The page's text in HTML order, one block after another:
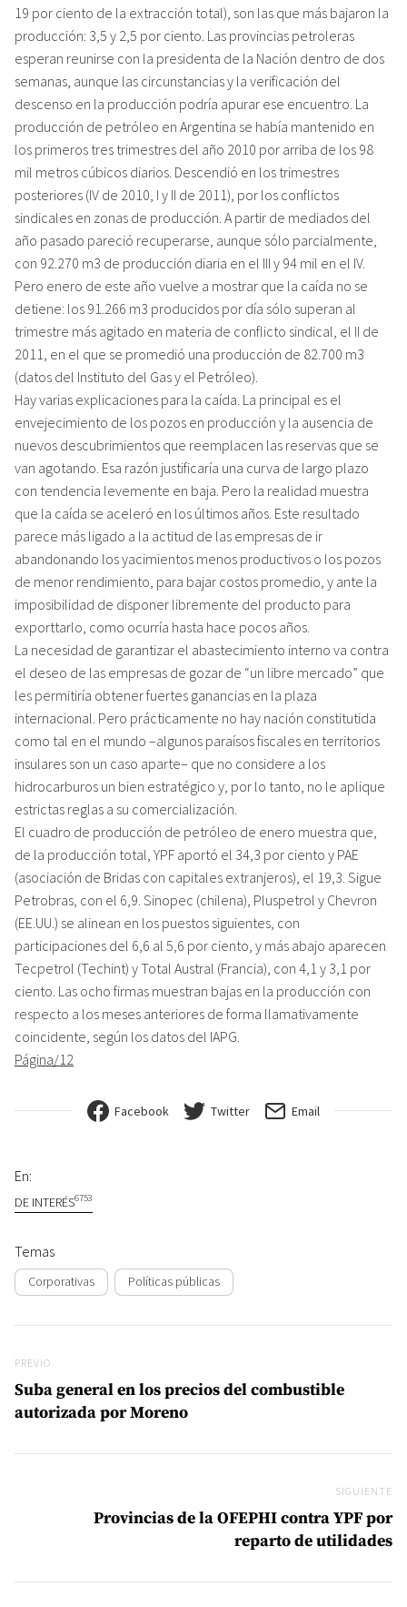
19 por ciento de la extracción total), son las que más bajaron la
producción: 3,5 y 2,5 por ciento. Las provincias petroleras
esperan reunirse con la presidenta de la Nación dentro de dos
semanas, aunque las circunstancias y la verificación del
descenso en la producción podría apurar ese encuentro. La
producción de petróleo en Argentina se había mantenido en
los primeros tres trimestres del año 2010 por arriba de los 98
mil metros cúbicos diarios. Descendió en los trimestres
posteriores (IV de 2010, I y II de 2011), por los conflictos
sindicales en zonas de producción. A partir de mediados del
año pasado pareció recuperarse, aunque sólo parcialmente,
con 92.270 m3 de producción diaria en el III y 94 mil en el IV.
Pero enero de este año vuelve a mostrar que la caída no se
detiene: los 91.266 m3 producidos por día sólo superan al
trimestre más agitado en materia de conflicto sindical, el II de
2011, en el que se promedió una producción de 82.700 m3
(datos del Instituto del Gas y el Petróleo).
Hay varias explicaciones para la caída. La principal es el
envejecimiento de los pozos en producción y la ausencia de
nuevos descubrimientos que reemplacen las reservas que se
van agotando. Esa razón justificaría una curva de largo plazo
con tendencia levemente en baja. Pero la realidad muestra
que la caída se aceleró en los últimos años. Este resultado
parece más ligado a la actitud de las empresas de ir
abandonando los yacimientos menos productivos o los pozos
de menor rendimiento, para bajar costos promedio, y ante la
imposibilidad de disponer libremente del producto para
exporttarlo, como ocurría hasta hace pocos años.
La necesidad de garantizar el abastecimiento interno va contra
el deseo de las empresas de gozar de “un libre mercado” que
les permitiría obtener fuertes ganancias en la plaza
internacional. Pero prácticamente no hay nación constitutida
como tal en el mundo –algunos paraísos fiscales en territorios
insulares son un caso aparte– que no considere a los
hidrocarburos un bien estratégico y, por lo tanto, no le aplique
estrictas reglas a su comercialización.
El cuadro de producción de petróleo de enero muestra que,
de la producción total, YPF aportó el 34,3 por ciento y PAE
(asociación de Bridas con capitales extranjeros), el 19,3. Sigue
Petrobras, con el 6,9. Sinopec (chilena), Pluspetrol y Chevron
(EE.UU.) se alinean en los puestos siguientes, con
participaciones del 6,6 al 5,6 por ciento, y más abajo aparecen
Tecpetrol (Techint) y Total Austral (Francia), con 4,1 y 3,1 por
ciento. Las ocho firmas muestran bajas en la producción con
respecto a los meses anteriores de forma llamativamente
coincidente, según los datos del IAPG.
Página/12
Facebook Twitter Email
En:
DE INTERÉS6753
Temas
Corporativas Políticas públicas
Previo
PREVIO
Suba general en los precios del combustible
autorizada por Moreno
SIGUIENTE
Provincias de la OFEPHI contra YPF por
reparto de utilidades